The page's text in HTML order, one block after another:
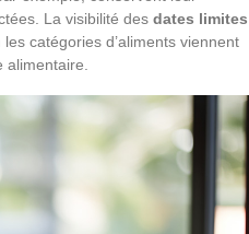
La visibilité des dates limites
les catégories d’aliments viennent